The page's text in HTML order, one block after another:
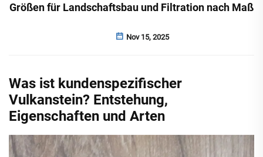
Größen für Landschaftsbau und Filtration nach Maß
Nov 15, 2025
Was ist kundenspezifischer
Vulkanstein? Entstehung,
Eigenschaften und Arten